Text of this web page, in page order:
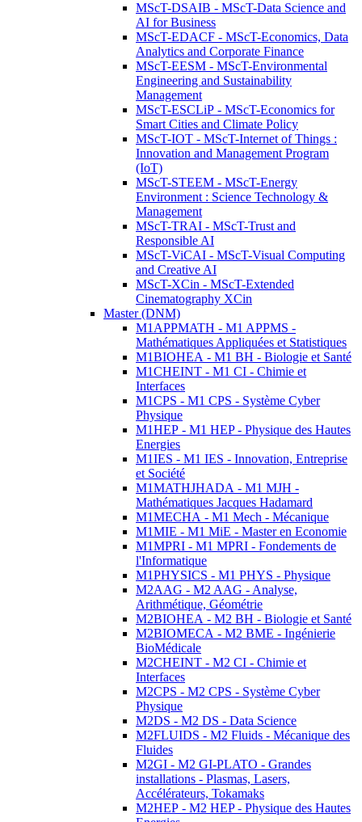
MScT-DSAIB - MScT-Data Science and
AI for Business
MScT-EDACF - MScT-Economics, Data
Analytics and Corporate Finance
MScT-EESM - MScT-Environmental
Engineering and Sustainability
Management
MScT-ESCLiP - MScT-Economics for
Smart Cities and Climate Policy
MScT-IOT - MScT-Internet of Things :
Innovation and Management Program
(IoT)
MScT-STEEM - MScT-Energy
Environment : Science Technology &
Management
MScT-TRAI - MScT-Trust and
Responsible AI
MScT-ViCAI - MScT-Visual Computing
and Creative AI
MScT-XCin - MScT-Extended
Cinematography XCin
Master (DNM)
M1APPMATH - M1 APPMS -
Mathématiques Appliquées et Statistiques
M1BIOHEA - M1 BH - Biologie et Santé
M1CHEINT - M1 CI - Chimie et
Interfaces
M1CPS - M1 CPS - Système Cyber
Physique
M1HEP - M1 HEP - Physique des Hautes
Energies
M1IES - M1 IES - Innovation, Entreprise
et Société
M1MATHJHADA - M1 MJH -
Mathématiques Jacques Hadamard
M1MECHA - M1 Mech - Mécanique
M1MIE - M1 MiE - Master en Economie
M1MPRI - M1 MPRI - Fondements de
l'Informatique
M1PHYSICS - M1 PHYS - Physique
M2AAG - M2 AAG - Analyse,
Arithmétique, Géométrie
M2BIOHEA - M2 BH - Biologie et Santé
M2BIOMECA - M2 BME - Ingénierie
BioMédicale
M2CHEINT - M2 CI - Chimie et
Interfaces
M2CPS - M2 CPS - Système Cyber
Physique
M2DS - M2 DS - Data Science
M2FLUIDS - M2 Fluids - Mécanique des
Fluides
M2GI - M2 GI-PLATO - Grandes
installations - Plasmas, Lasers,
Accélérateurs, Tokamaks
M2HEP - M2 HEP - Physique des Hautes